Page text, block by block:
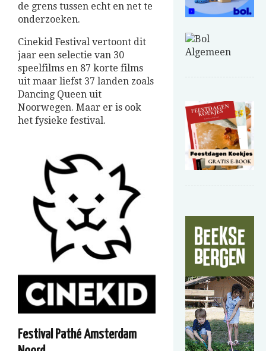
de grens tussen echt en net te
onderzoeken.
Cinekid Festival vertoont dit
jaar een selectie van 30
speelfilms en 87 korte films
uit maar liefst 37 landen zoals
Dancing Queen uit
Noorwegen. Maar er is ook
het fysieke festival.
Festival Pathé Amsterdam